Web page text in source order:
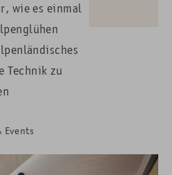
wie es einmal
Technik zu
Events